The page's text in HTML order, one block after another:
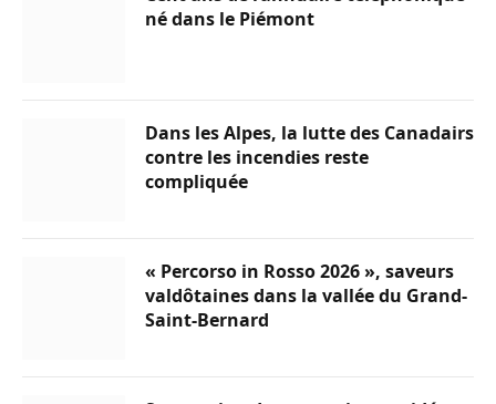
né dans le Piémont
Dans les Alpes, la lutte des Canadairs
contre les incendies reste
compliquée
« Percorso in Rosso 2026 », saveurs
valdôtaines dans la vallée du Grand-
Saint-Bernard